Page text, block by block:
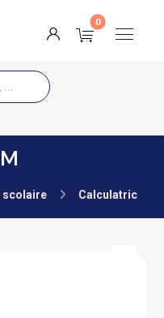
scolaire Calculatrice